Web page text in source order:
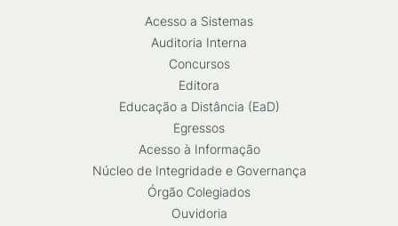
Acesso a Sistemas
Auditoria Interna
Concursos
Editora
Educação a Distância (EaD)
Egressos
Acesso à Informação
Núcleo de Integridade e Governança
Órgão Colegiados
Ouvidoria